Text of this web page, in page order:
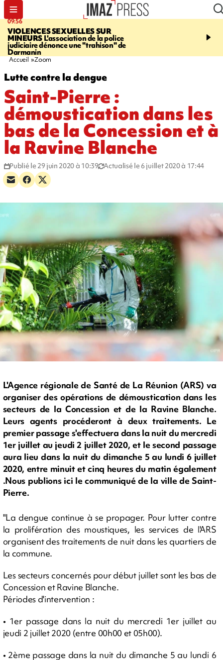
09:56
VIOLENCES SEXUELLES SUR
MINEURS L'association de la police
judiciaire dénonce une "trahison" de
Darmanin
12:19
grièvement blessé à
Accueil Zoom
Lutte contre la dengue
Saint-Pierre :
démoustication dans les
bas de la Concession et à
la Ravine Blanche
Publié le 29 juin 2020 à 10:39 Actualisé le 6 juillet 2020 à 17:44
L'Agence régionale de Santé de La Réunion (ARS) va
organiser des opérations de démoustication dans les
secteurs de la Concession et de la Ravine Blanche.
Leurs agents procéderont à deux traitements. Le
premier passage s'effectuera dans la nuit du mercredi
1er juillet au jeudi 2 juillet 2020, et le second passage
aura lieu dans la nuit du dimanche 5 au lundi 6 juillet
2020, entre minuit et cinq heures du matin également
.Nous publions ici le communiqué de la ville de Saint-
Pierre.
"La dengue continue à se propager. Pour lutter contre
la prolifération des moustiques, les services de l'ARS
organisent des traitements de nuit dans les quartiers de
la commune.
Les secteurs concernés pour début juillet sont les bas de
Concession et Ravine Blanche.
Périodes d'intervention :
• 1er passage dans la nuit du mercredi 1er juillet au
jeudi 2 juillet 2020 (entre 00h00 et 05h00).
• 2ème passage dans la nuit du dimanche 5 au lundi 6